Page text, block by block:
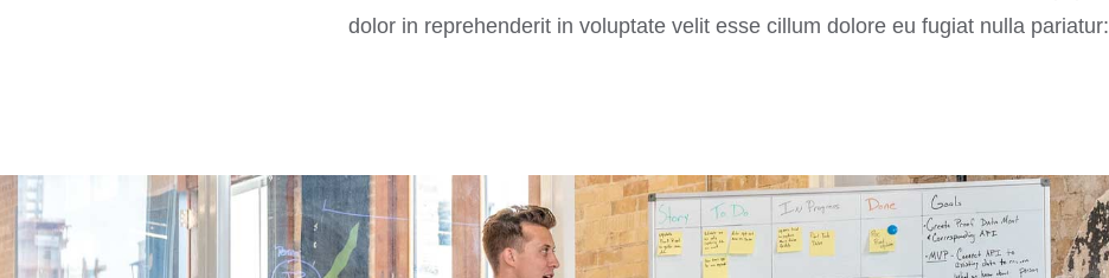
dolor in reprehenderit in voluptate velit esse cillum dolore eu fugiat nulla pariatur: